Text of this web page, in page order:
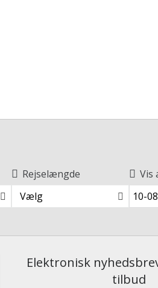
Rejselængde
Vælg
Vis
Elektronisk
tilbud